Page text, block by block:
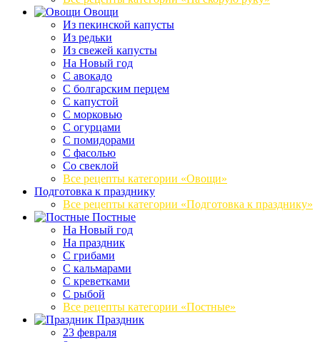
Овощи
Из пекинской капусты
Из редьки
Из свежей капусты
На Новый год
С авокадо
С болгарским перцем
С капустой
С морковью
С огурцами
С помидорами
С фасолью
Со свеклой
Все рецепты категории «Овощи»
Подготовка к празднику
Все рецепты категории «Подготовка к празднику»
Постные
На Новый год
На праздник
С грибами
С кальмарами
С креветками
С рыбой
Все рецепты категории «Постные»
Праздник
23 февраля